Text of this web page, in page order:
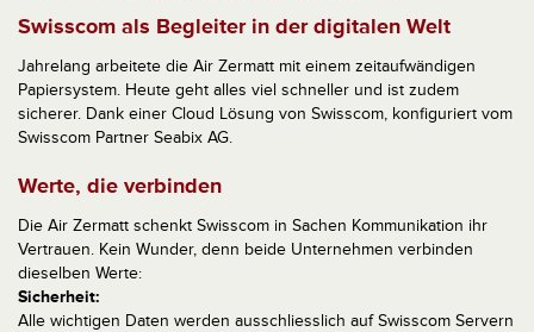
Swisscom als Begleiter in der digitalen Welt
Jahrelang arbeitete die Air Zermatt mit einem zeitaufwändigen
Papiersystem. Heute geht alles viel schneller und ist zudem
sicherer. Dank einer Cloud Lösung von Swisscom, konfiguriert vom
Swisscom Partner Seabix AG.
Werte, die verbinden
Die Air Zermatt schenkt Swisscom in Sachen Kommunikation ihr
Vertrauen. Kein Wunder, denn beide Unternehmen verbinden
dieselben Werte:
Sicherheit:
Alle wichtigen Daten werden ausschliesslich auf Swisscom Servern